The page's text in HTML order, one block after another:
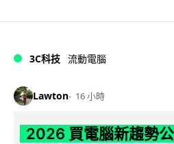
3C科技 流動電腦
Lawton 16 小時
2026 買電腦新趨勢